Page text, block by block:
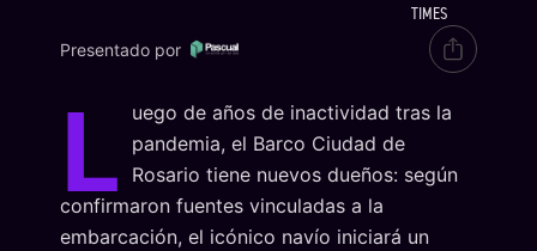
TIMES
Presentado por
L
uego de años de inactividad tras la
pandemia, el Barco Ciudad de
Rosario tiene nuevos dueños: según
confirmaron fuentes vinculadas a la
embarcación, el icónico navío iniciará un